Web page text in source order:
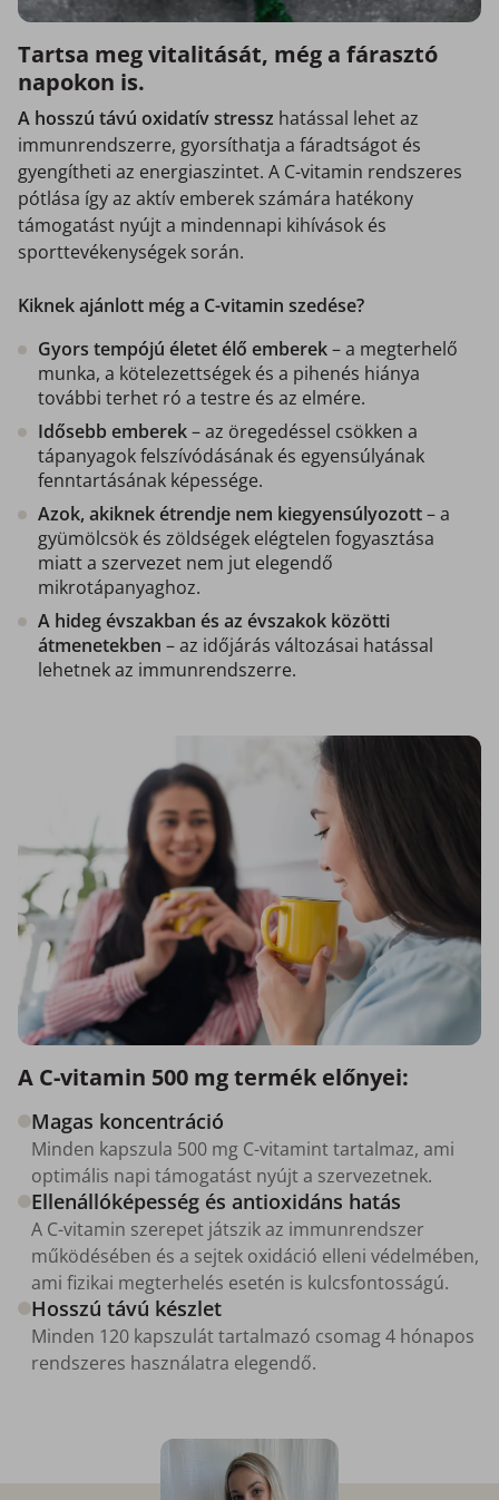
Tartsa meg vitalitását, még a fárasztó
napokon is.
A hosszú távú oxidatív stressz hatással lehet az
immunrendszerre, gyorsíthatja a fáradtságot és
gyengítheti az energiaszintet. A C-vitamin rendszeres
pótlása így az aktív emberek számára hatékony
támogatást nyújt a mindennapi kihívások és
sporttevékenységek során.
Kiknek ajánlott még a C-vitamin szedése?
Gyors tempójú életet élő emberek– a megterhelő
munka, a kötelezettségek és a pihenés hiánya
további terhet ró a testre és az elmére.
Idősebb emberek– az öregedéssel csökken a
tápanyagok felszívódásának és egyensúlyának
fenntartásának képessége.
Azok, akiknek étrendje nem kiegyensúlyozott– a
gyümölcsök és zöldségek elégtelen fogyasztása
miatt a szervezet nem jut elegendő
mikrotápanyaghoz.
A hideg évszakban és az évszakok közötti
átmenetekben – az időjárás változásai hatással
lehetnek az immunrendszerre.
A C-vitamin 500 mg termék előnyei:
Magas koncentráció
Minden kapszula 500 mg C-vitamint tartalmaz, ami
optimális napi támogatást nyújt a szervezetnek.
Ellenállóképesség és antioxidáns hatás
A C-vitamin szerepet játszik az immunrendszer
működésében és a sejtek oxidáció elleni védelmében,
ami fizikai megterhelés esetén is kulcsfontosságú.
Hosszú távú készlet
Minden 120 kapszulát tartalmazó csomag 4 hónapos
rendszeres használatra elegendő.